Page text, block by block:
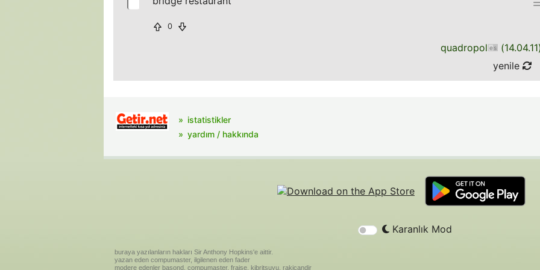
0
quadropol (14.04.11
yenile
istatistikler
yardım / hakkında
Karanlık Mod
buraya yazılanların hakları Sir Anthony Hopkins'e aittir.
yazan eden compumaster, ilgilenen eden fader
modere edenler basond, compumaster, fraise, kibritsuyu, rakicandir